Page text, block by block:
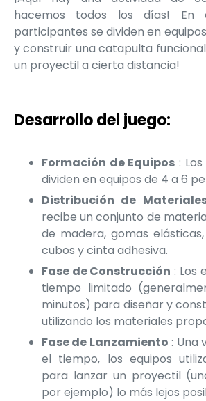
hacemos todos los días! En
participantes se dividen en
y construir una catapulta
un proyectil a cierta distancia!
Desarrollo del juego:
Formación de Equipos :
dividen en equipos de 4 a 6
Distribución de
recibe un conjunto de
de madera, gomas
cubos y cinta adhesiva.
Fase de Construcción : Los
tiempo limitado
minutos) para diseñar y
utilizando los materiales
Fase de Lanzamiento : Una
el tiempo, los equipos
para lanzar un proyectil
por ejemplo) lo más lejos